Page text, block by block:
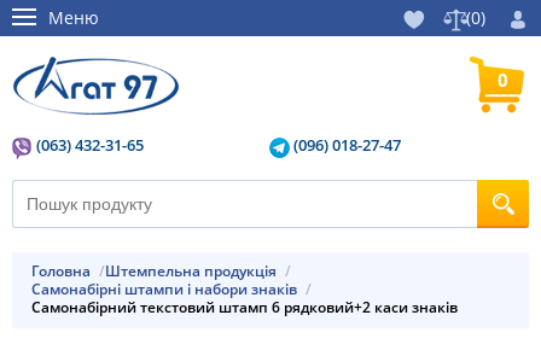
Меню (0)
(063) 432-31-65 (096) 018-27-47
0
Головна
штемпельна продукція
Самонабірні штампи і набори знаків
Самонабірний текстовий штамп 6 рядковий+2 каси знаків